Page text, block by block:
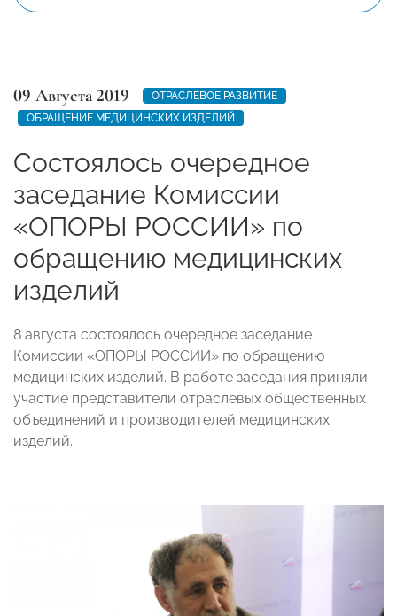
09 Августа 2019
ОТРАСЛЕВОЕ РАЗВИТИЕ
ОБРАЩЕНИЕ МЕДИЦИНСКИХ ИЗДЕЛИЙ
Состоялось очередное
заседание Комиссии
«ОПОРЫ РОССИИ» по
обращению медицинских
изделий
8 августа состоялось очередное заседание
Комиссии «ОПОРЫ РОССИИ» по обращению
медицинских изделий. В работе заседания приняли
участие представители отраслевых общественных
объединений и производителей медицинских
изделий.